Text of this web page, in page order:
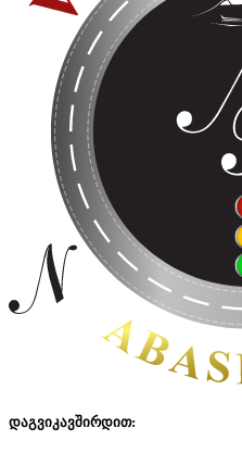
დაგვიკავშირდით: